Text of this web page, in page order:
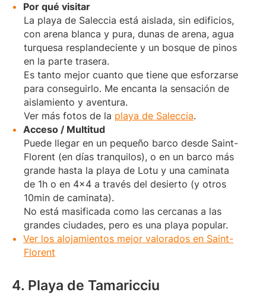
Por qué visitar
La playa de Saleccia está aislada, sin edificios,
con arena blanca y pura, dunas de arena, agua
turquesa resplandeciente y un bosque de pinos
en la parte trasera.
Es tanto mejor cuanto que tiene que esforzarse
para conseguirlo. Me encanta la sensación de
aislamiento y aventura.
Ver más fotos de la playa de Saleccia.
Acceso / Multitud
Puede llegar en un pequeño barco desde Saint-
Florent (en días tranquilos), o en un barco más
grande hasta la playa de Lotu y una caminata
de 1h o en 4×4 a través del desierto (y otros
10min de caminata).
No está masificada como las cercanas a las
grandes ciudades, pero es una playa popular.
Ver los alojamientos mejor valorados en Saint-
Florent
4. Playa de Tamaricciu